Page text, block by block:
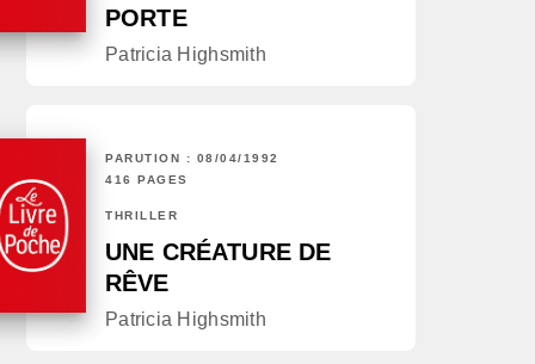
PORTE
Patricia Highsmith
PARUTION : 08/04/1992
416 PAGES
THRILLER
UNE CRÉATURE DE
RÊVE
Patricia Highsmith